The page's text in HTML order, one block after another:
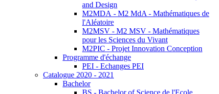
and Design
M2MDA - M2 MdA - Mathématiques de
l'Aléatoire
M2MSV - M2 MSV - Mathématiques
pour les Sciences du Vivant
M2PIC - Projet Innovation Conception
Programme d'échange
PEI - Echanges PEI
Catalogue 2020 - 2021
Bachelor
BS - Bachelor of Science de l'Ecole